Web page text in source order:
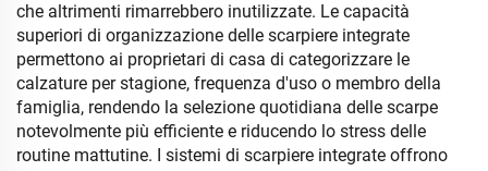
che altrimenti rimarrebbero inutilizzate. Le capacità
superiori di organizzazione delle scarpiere integrate
permettono ai proprietari di casa di categorizzare le
calzature per stagione, frequenza d'uso o membro della
famiglia, rendendo la selezione quotidiana delle scarpe
notevolmente più efficiente e riducendo lo stress delle
routine mattutine. I sistemi di scarpiere integrate offrono